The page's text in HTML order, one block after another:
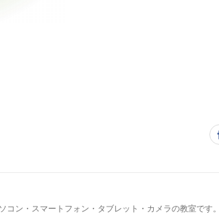
ン・スマートフォン・タブレット・カメラの教室です